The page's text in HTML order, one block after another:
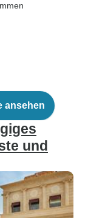
ansehen
und